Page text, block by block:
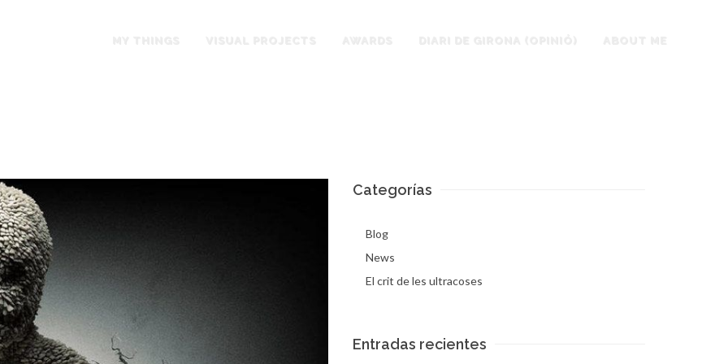
MY THINGS VISUAL PROJECTS AWARDS DIARI DE GIRONA (OPINIÓ) ABOUT ME
Categorías
Blog
News
El crit de les ultracoses
Entradas recientes